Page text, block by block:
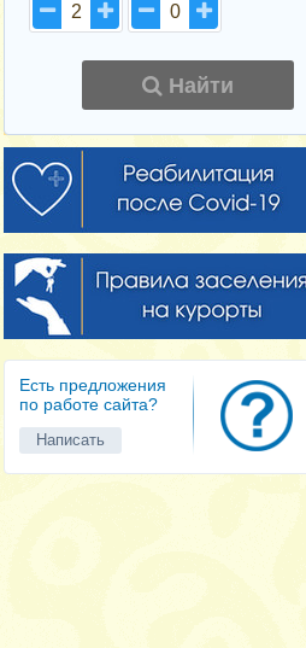
2 0
Найти
Есть предложения
по работе сайта?
Написать